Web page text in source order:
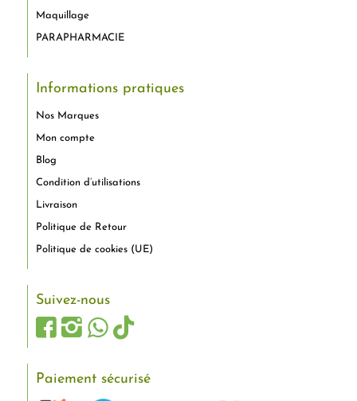
Maquillage
PARAPHARMACIE
Informations pratiques
Nos Marques
Mon compte
Blog
Condition d’utilisations
Livraison
Politique de Retour
Politique de cookies (UE)
Suivez-nous
Paiement sécurisé